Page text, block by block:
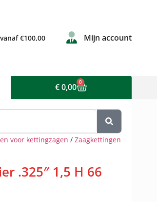
€100,00 Mijn account
€0,00 0
voor kettingzagen / Zaagkettingen
.325″ 1,5 H 66